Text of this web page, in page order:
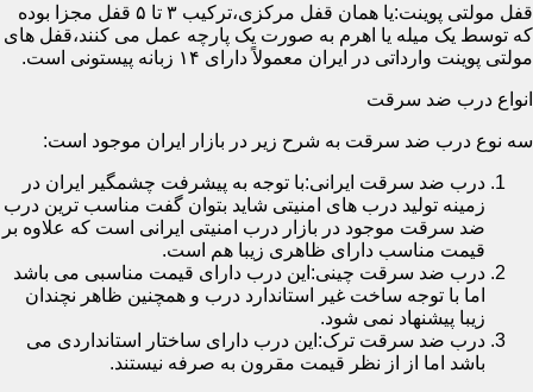
قفل مولتی پوینت:یا همان قفل مرکزی،ترکیب ۳ تا ۵ قفل مجزا بوده
که توسط یک میله یا اهرم به صورت یک پارچه عمل می کنند،قفل های
مولتی پوینت وارداتی در ایران معمولاً دارای ۱۴ زبانه پیستونی است.
انواع درب ضد سرقت
سه نوع درب ضد سرقت به شرح زیر در بازار ایران موجود است:
درب ضد سرقت ایرانی:با توجه به پیشرفت چشمگیر ایران در
زمینه تولید درب های امنیتی شاید بتوان گفت مناسب ترین درب
ضد سرقت موجود در بازار درب امنیتی ایرانی است که علاوه بر
قیمت مناسب دارای ظاهری زیبا هم است.
درب ضد سرقت چینی:این درب دارای قیمت مناسبی می باشد
اما با توجه ساخت غیر استاندارد درب و همچنین ظاهر نچندان
زیبا پیشنهاد نمی شود.
درب ضد سرقت ترک:این درب دارای ساختار استانداردی می
باشد اما از از نظر قیمت مقرون به صرفه نیستند.